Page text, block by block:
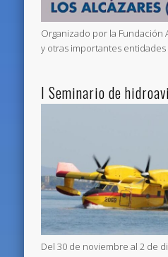
Organizado por la
y otras importantes entidades
I Seminario de
Del 30 de noviembre al 2 de